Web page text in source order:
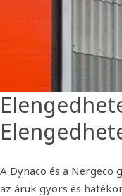
A Dynaco és a
az áruk gyors és